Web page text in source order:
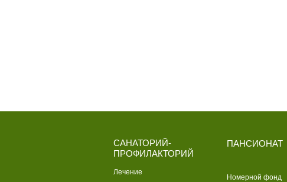
САНАТОРИЙ-
ПРОФИЛАКТОРИЙ
Лечение
ПАНСИОНАТ
Номерной фонд